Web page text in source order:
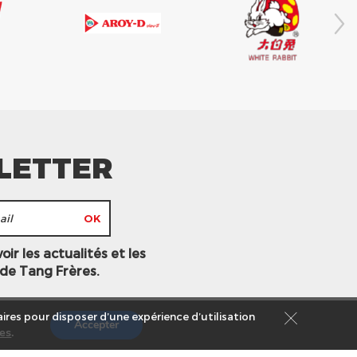
les actualités et les
Tang Frères.
légales
pour disposer d’une expérience d’utilisation
. Accepter